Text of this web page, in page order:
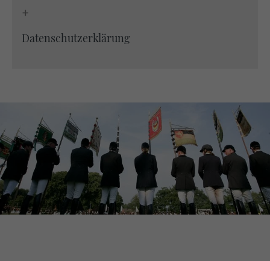
+
Datenschutzerklärung